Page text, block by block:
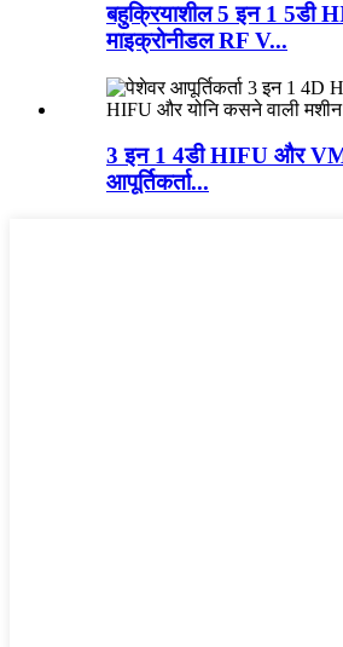
बहुक्रियाशील 5 इन 1 5डी
माइक्रोनीडल RF V...
3 इन 1 4डी HIFU और
आपूर्तिकर्ता...